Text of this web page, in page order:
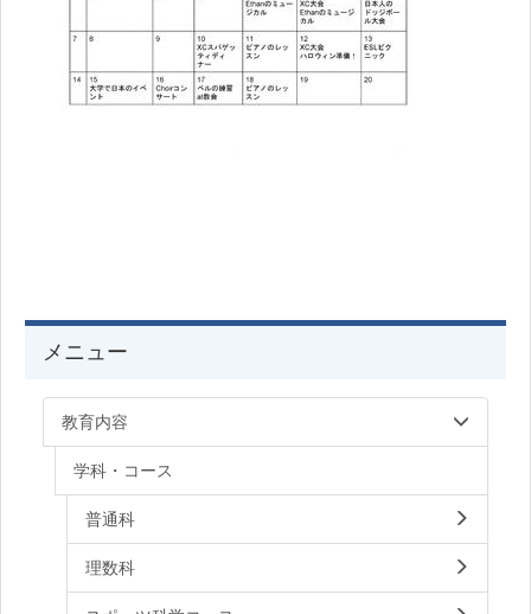
メニュー
教育内容
学科・コース
普通科
理数科